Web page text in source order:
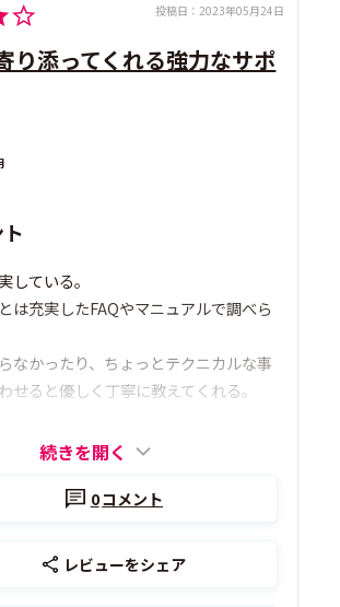
投稿日： 2023年05月24日
り添ってくれる強力なサポ
している。
は充実したFAQやマニュアルで調べら
なかったり、ちょっとテクニカルな事
せると優しく丁寧に教えてくれる。
続きを開く
0コメント
レビューをシェア